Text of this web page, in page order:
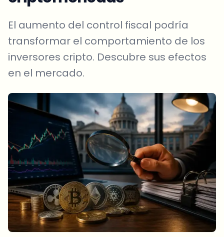
El aumento del control fiscal podría
transformar el comportamiento de los
inversores cripto. Descubre sus efectos
en el mercado.